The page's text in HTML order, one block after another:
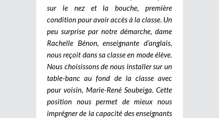
sur le nez et la bouche, première
condition pour avoir accès à la classe. Un
peu surprise par notre démarche, dame
Rachelle Bénon, enseignante d’anglais,
nous reçoit dans sa classe en mode élève.
Nous choisissons de nous installer sur un
table-banc au fond de la classe avec
pour voisin, Marie-René Soubeiga. Cette
position nous permet de mieux nous
imprégner de la capacité des enseignants